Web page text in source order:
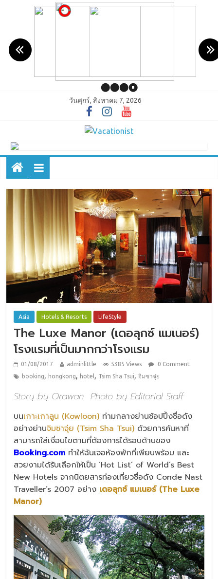
วันศุกร์, สิงหาคม 7, 2026
Asia Hotels & Resorts LifeStyle
The Luxe Manor (เดอลุกซ์ แมเนอร์)
โรงแรมที่เป็นมากกว่าโรงแรม
01/08/2017 adminlittle 5385 Views
0 Comment
booking, hongkong, hotel , Tsim Sha Tsui,จิมซาจุ่ย
Story by Orawan Photo by Editorial Staff
บนเกาะเกาลูน (Kowloon) ท่ามกลางย่านช้อปปิ้งชื่อดัง
อย่างย่านจิมซาจุ่ย (Tsim Sha Tsui) ด้วยการค้นหาที่
สามารถใส่เงื่อนไขตามที่ต้องการได้รอบด้านของ
Booking.com ทำให้ฉันเจอห้องพักที่เพียบพร้อม และ
สวยงามได้รับเลือกให้เป็น ‘Hot List’ of World’s Best
New Hotels จากนิตยสารท่องเที่ยวชื่อดัง Conde Nast
Traveller’s 2007 อย่าง เดอลุกซ์ แมเนอร์ (The Luxe
Manor)